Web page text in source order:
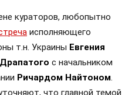
кураторов, любопытно
исполняющего
т.н. Украины Евгения
с начальником
Ричардом Найтоном
что главной темой